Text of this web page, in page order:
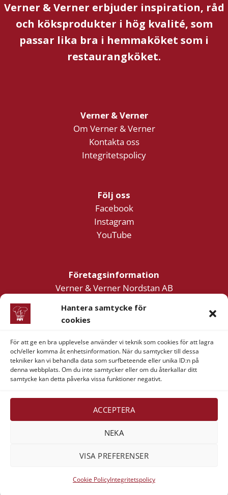
Hantera samtycke för
cookies
För att ge en bra upplevelse använder vi teknik som cookies för att lagra
och/eller komma åt enhetsinformation. När du samtycker till dessa
tekniker kan vi behandla data som surfbeteende eller unika ID:n på
denna webbplats. Om du inte samtycker eller om du återkallar ditt
samtycke kan detta påverka vissa funktioner negativt.
ACCEPTERA
NEKA
VISA PREFERENSER
Cookie PolicyIntegritetspolicy
Verner & Verner erbjuder inspiration, råd
och köksprodukter i hög kvalité, som
passar lika bra i hemmaköket som i
restaurangköket.
Verner & Verner
Om Verner & Verner
Kontakta oss
Integritetspolicy
Följ oss
Facebook
Instagram
YouTube
Företagsinformation
Verner & Verner Nordstan AB
411 05 Göteborg
Visa MasterCardAmerican
Alla rättigheter reserverade 2026 ©Verner & Verner
Nordstan AB